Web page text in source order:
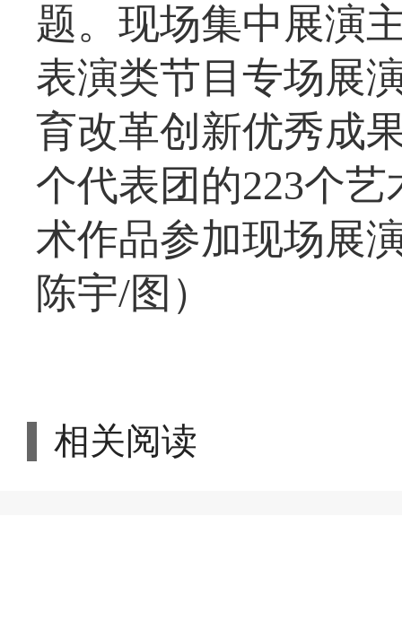
题。现场集中展演
表演类节目专场展
育改革创新优秀成
个代表团的223个
术作品参加现场展
陈宇/图）
相关阅读